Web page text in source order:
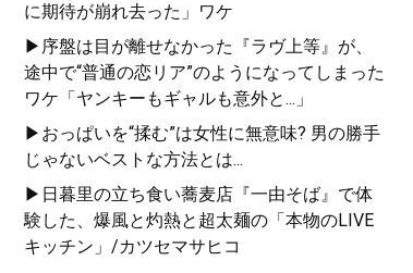
に期待が崩れ去った」ワケ
▶序盤は目が離せなかった『ラヴ上等』が、
途中で“普通の恋リア”のようになってしまった
ワケ「ヤンキーもギャルも意外と...」
▶おっぱいを“揉む”は女性に無意味? 男の勝手
じゃないベストな方法とは...
▶日暮里の立ち食い蕎麦店『一由そば』で体
験した、爆風と灼熱と超太麺の「本物のLIVE
キッチン」/カツセマサヒコ